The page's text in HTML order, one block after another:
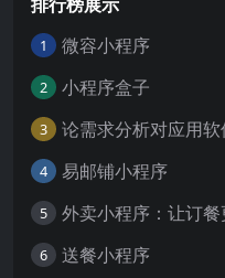
1 微容小程序
2 小程序盒子
3 论需求分析对应用
4 易邮铺小程序
5 外卖小程序：让订
6 送餐小程序